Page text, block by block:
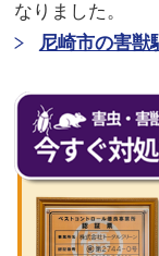
なりました。
尼崎市の害獣